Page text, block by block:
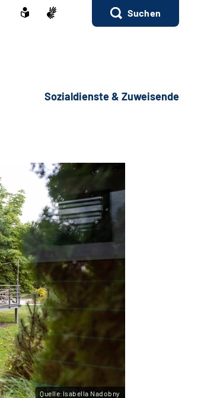
Suchen
Sozialdienste & Zuweisende
Quelle:Isabella Nadobny